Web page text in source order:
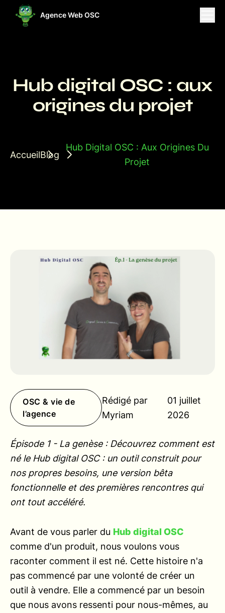
Agence Web OSC
Hub digital OSC : aux
origines du projet
AccueilBlog
Hub Digital OSC : Aux Origines Du
Projet
OSC & vie de
l’agence
Rédigé par
Myriam
01 juillet
2026
Épisode 1 - La genèse : Découvrez comment est
né le Hub digital OSC : un outil construit pour
nos propres besoins, une version bêta
fonctionnelle et des premières rencontres qui
ont tout accéléré.
Avant de vous parler du Hub digital OSC
comme d'un produit, nous voulons vous
raconter comment il est né. Cette histoire n'a
pas commencé par une volonté de créer un
outil à vendre. Elle a commencé par un besoin
que nous avons ressenti pour nous-mêmes, au